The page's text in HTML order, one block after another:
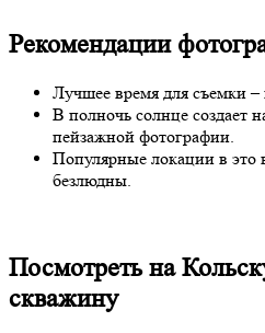
Рекомендации
Лучшее время для съемки –
В полночь солнце создает
пейзажной фотографии.
Популярные локации в это
безлюдны.
Посмотреть на
скважину